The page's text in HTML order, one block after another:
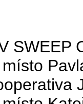
SWEEP